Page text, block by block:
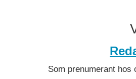
Som prenumerant